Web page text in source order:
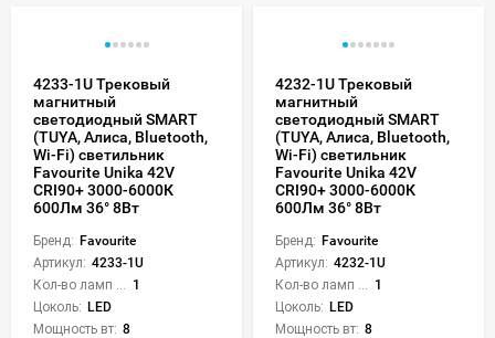
4233-1U Трековый
магнитный
светодиодный SMART
(TUYA, Алиса, Bluetooth,
Wi-Fi) светильник
Favourite Unika 42V
CRI90+ 3000-6000К
600Лм 36° 8Вт
Бренд: Favourite
Артикул: 4233-1U
1
Цоколь: LED
Мощность вт: 8
4232-1U Трековый
магнитный
светодиодный SMART
(TUYA, Алиса, Bluetooth,
Wi-Fi) светильник
Favourite Unika 42V
CRI90+ 3000-6000К
600Лм 36° 8Вт
Бренд: Favourite
Артикул: 4232-1U
1
Цоколь: LED
Мощность вт: 8